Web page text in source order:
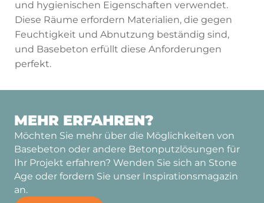
und hygienischen Eigenschaften verwendet.
Diese Räume erfordern Materialien, die gegen
Feuchtigkeit und Abnutzung beständig sind,
und Basebeton erfüllt diese Anforderungen
perfekt.
MEHR ERFAHREN?
Möchten Sie mehr über die Möglichkeiten von
Basebeton oder andere Betonputzlösungen für
Ihr Projekt erfahren? Wenden Sie sich an Stone
Age oder fordern Sie unser Inspirationsmagazin
an.